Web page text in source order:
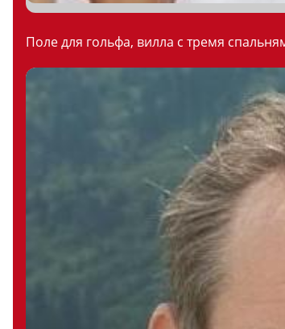
Поле для гольфа, вилла с тремя